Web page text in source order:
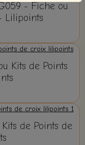
- Fiche ou
Lilipoints
Kits de Points
de Points de